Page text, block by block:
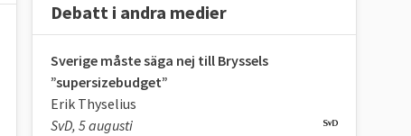
Debatt i andra medier
Sverige måste säga nej till Bryssels
”supersizebudget”
Erik Thyselius
SvD, 5 augusti